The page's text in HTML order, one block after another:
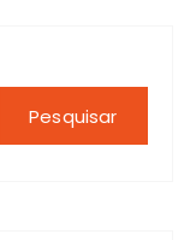
Pesquisar